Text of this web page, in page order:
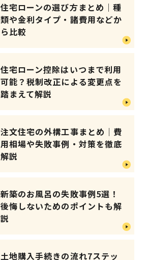
住宅ローンの選び方まとめ｜種
類や金利タイプ・諸費用などか
ら比較
住宅ローン控除はいつまで利用
可能？税制改正による変更点を
踏まえて解説
注文住宅の外構工事まとめ｜費
用相場や失敗事例・対策を徹底
解説
新築のお風呂の失敗事例5選！
後悔しないためのポイントも解
説
土地購入手続きの流れ7ステッ